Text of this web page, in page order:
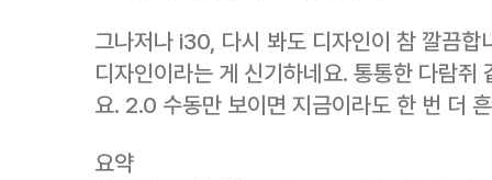
그나저나 i30, 다시 봐도 디자인이 참 깔끔
디자인이라는 게 신기하네요. 통통한 다람쥐
요. 2.0 수동만 보이면 지금이라도 한 번 더
요약